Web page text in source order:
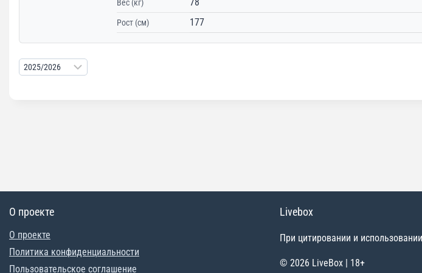
Вес (кг)
Рост (см) 177
О проекте
О проекте
Политика конфиденциальности
Пользовательское соглашение
Livebox
При цитировании и
© 2026 LiveBox | 18+